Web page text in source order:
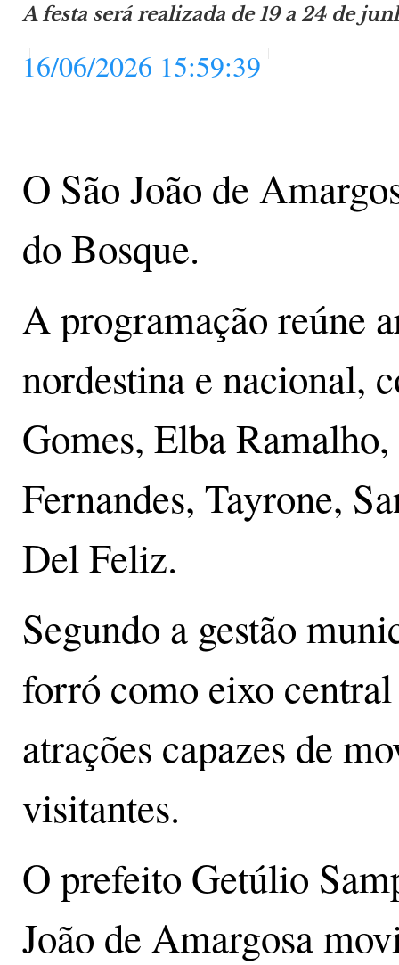
A festa será realizada de 19 a 24 de
16/06/2026 15:59:39
O São João de
do Bosque.
A programação reúne
nordestina e nacional,
Gomes, Elba
Fernandes, Tayrone,
Del Feliz.
Segundo a gestão
forró como eixo
atrações capazes de
visitantes.
O prefeito Getúlio
João de Amargosa